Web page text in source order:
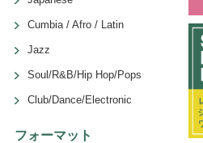
Cumbia / Afro / Latin
Jazz
Soul/R&B/Hip Hop/Pops
Club/Dance/Electronic
フォーマット